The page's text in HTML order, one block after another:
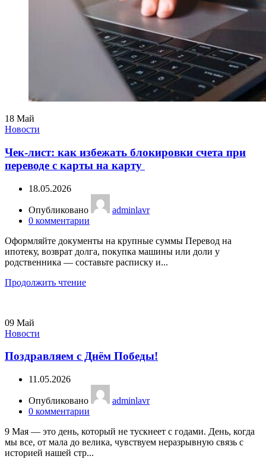
18 Май
Новости
Чек-лист: как избежать блокировки счета при
переводе с карты на карту
18.05.2026
Опубликовано
adminlavr
0 комментарии
Оформляйте документы на крупные суммы Перевод на
ипотеку, возврат долга, покупка машины или доли у
родственника — составьте расписку и...
Продолжить чтение
09 Май
Новости
Поздравляем с Днём Победы!
11.05.2026
Опубликовано
adminlavr
0 комментарии
9 Мая — это день, который не тускнеет с годами. День, когда
мы все, от мала до велика, чувствуем неразрывную связь с
историей нашей стр...